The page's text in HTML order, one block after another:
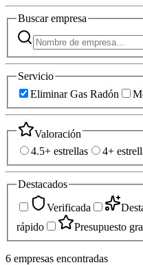
Buscarempresa
Servicio
Eliminar Gas Radón
Valoración
4.5+ estrellas
4+
Destacados
Verificada
rápido
Presupuesto
6 empresas encontradas